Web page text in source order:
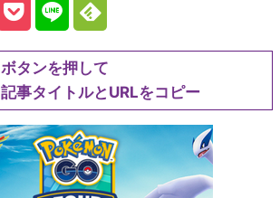
ボタンを押して
記事タイトルとURLをコピー